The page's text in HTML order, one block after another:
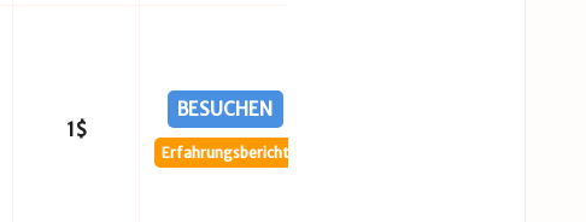
1$
BESUCHEN
Erfahrungsbericht